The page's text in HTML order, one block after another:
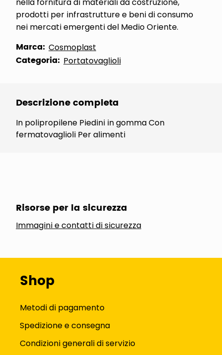
prodotti per infrastrutture e beni di consumo
nei mercati emergenti del Medio Oriente.
Marca: Cosmoplast
Categoria: Portatovaglioli
Descrizione completa
In polipropilene Piedini in gomma Con
fermatovaglioli Per alimenti
Risorse per la sicurezza
Immagini e contatti di sicurezza
Shop
Metodi di pagamento
Spedizione e consegna
Condizioni generali di servizio